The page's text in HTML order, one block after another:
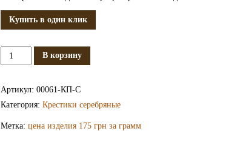
Купить в один клик
Количество
Серебряный
В корзину
Артикул: 00061-КП-С
Категория: Крестики серебряные
Метка: цена изделия 175 грн за грамм